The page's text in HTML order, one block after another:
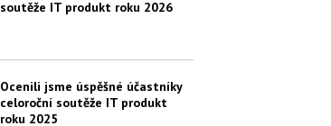
soutěže IT produkt roku 2026
Ocenili jsme úspěšné účastníky
celoroční soutěže IT produkt
roku 2025